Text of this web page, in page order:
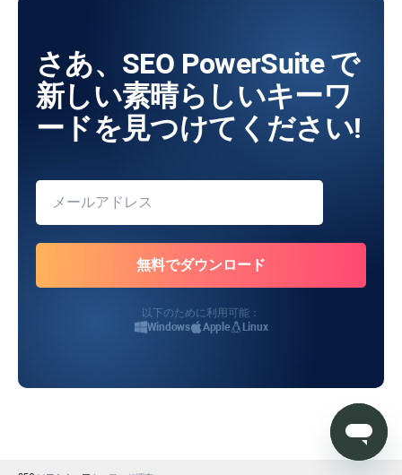
さあ、SEO PowerSuite で
新しい素晴らしいキーワ
ードを見つけてください!
以下のために利用可能：
Windows
Apple Linux